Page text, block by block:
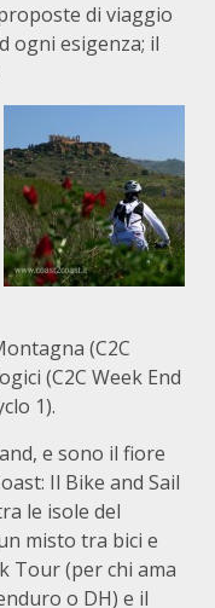
di viaggio
ogni esigenza; il
(C2C
(C2C Week End
1).
e sono il fiore
Il Bike and Sail
le isole del
misto tra bici e
Tour (per chi ama
o DH) e il